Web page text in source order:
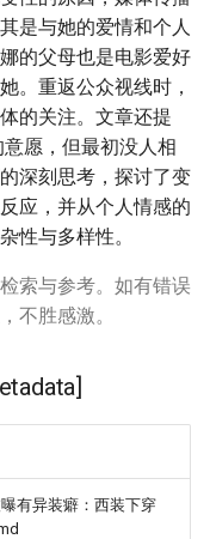
是与她的爱情和个人
的父母也是电影爱好
。重返公众视线时，
的关注。文章还提
愿，但最初没人相
深刻思考，探讨了变
应，并从个人情感的
性与多样性。
索与参考。如有错误
不胜感激。
有异装癖：西装下穿